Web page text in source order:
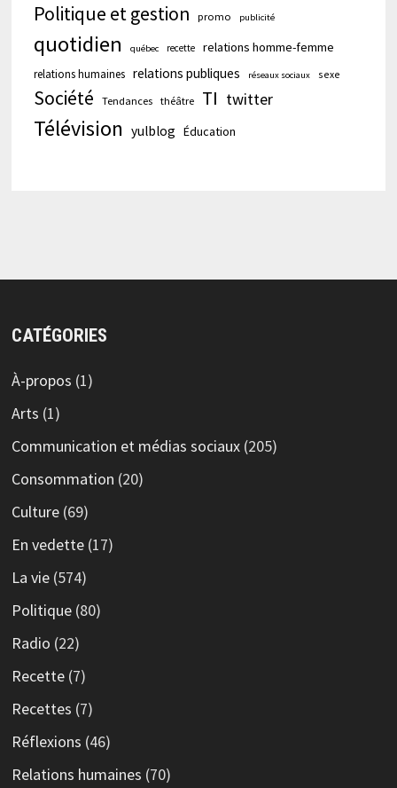
Politique et gestion
promo publicité
quotidien québec recette relations homme-femme
relations humaines relations publiques réseaux sociaux sexe
Société Tendances théâtre TI twitter
Télévision yulblog Éducation
CATÉGORIES
À-propos (1)
Arts (1)
Communication et médias sociaux(205)
Consommation (20)
Culture(69)
En vedette(17)
La vie(574)
Politique(80)
Radio (22)
Recette(7)
Recettes (7)
Réflexions (46)
Relations humaines (70)